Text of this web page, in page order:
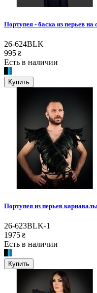
Портупея - баска из перьев
26-624BLK
995 ₴
Есть в наличии
Купить
Портупея из перьев
26-623BLK-1
1975 ₴
Есть в наличии
Купить